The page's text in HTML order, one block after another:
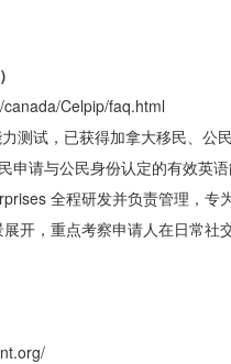
Celpip/faq.html
测试，已获得加拿大移民、
请与公民身份认定的有效英语
全程研发并负责管理，
开，重点考察申请人在日常